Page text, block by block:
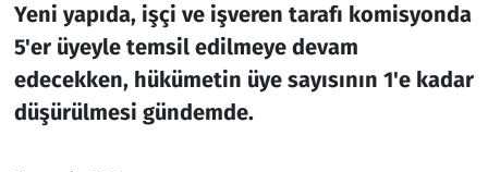
Yeni yapıda, işçi ve işveren tarafı komisyonda
5'er üyeyle temsil edilmeye devam
edecekken, hükümetin üye sayısının 1'e kadar
düşürülmesi gündemde.